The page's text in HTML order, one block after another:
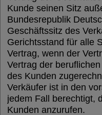
Kunde seinen Sitz
Bundesrepublik
Geschäftssitz des
Gerichtsstand für alle
Vertrag, wenn der
Vertrag der
des Kunden
Verkäufer ist in den
jedem Fall berechtigt,
Kunden anzurufen.